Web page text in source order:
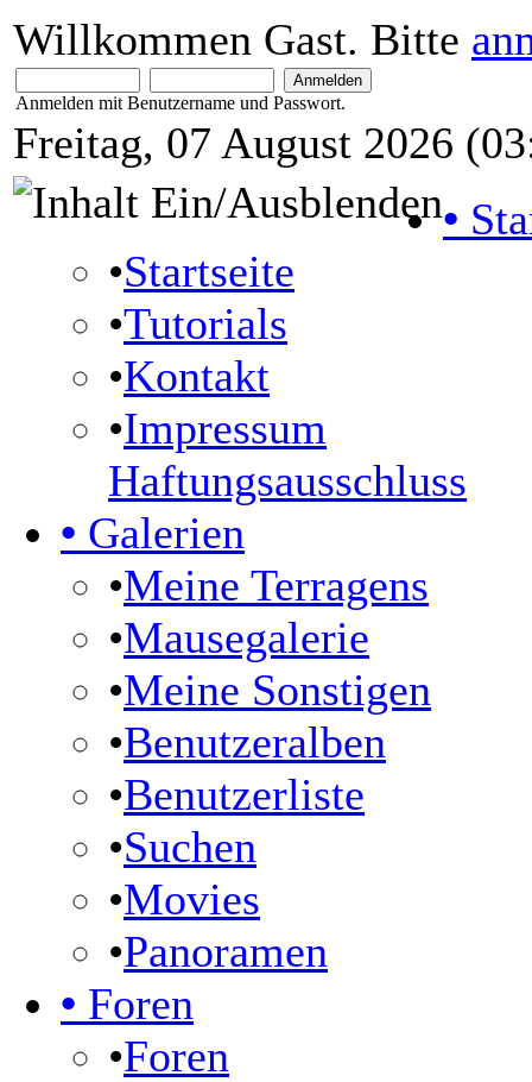
Willkommen Gast. Bitte
Anmelden mit Benutzername und Passwort.
Freitag, 07 August 2026
•
•Startseite
•Tutorials
•Kontakt
•Impressum
Haftungsausschluss
• Galerien
•Meine Terragens
•Mausegalerie
•Meine Sonstigen
•Benutzeralben
•Benutzerliste
•Suchen
•Movies
•Panoramen
• Foren
•Foren